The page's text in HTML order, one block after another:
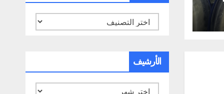
تصنيفات
الأرشيف
الأرشيف